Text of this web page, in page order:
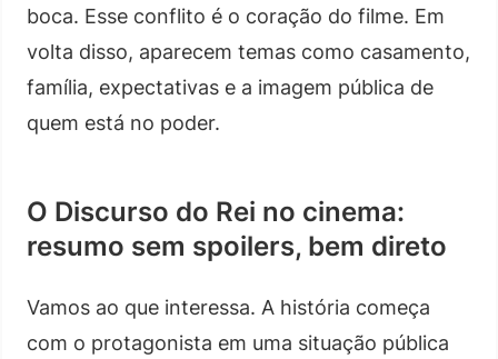
boca. Esse conflito é o coração do filme. Em
volta disso, aparecem temas como casamento,
família, expectativas e a imagem pública de
quem está no poder.
O Discurso do Rei no cinema:
resumo sem spoilers, bem direto
Vamos ao que interessa. A história começa
com o protagonista em uma situação pública